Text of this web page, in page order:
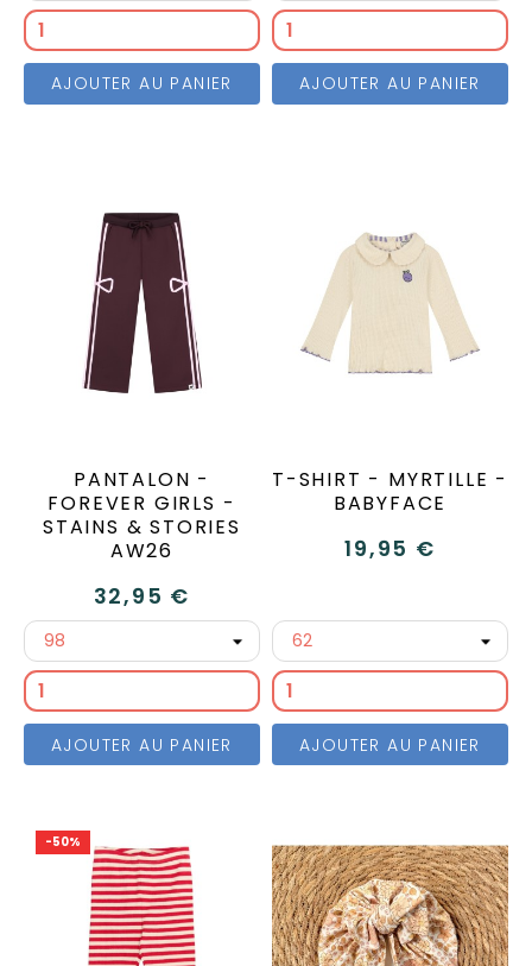
AJOUTER AU PANIER AJOUTER AU PANIER
PANTALON -
FOREVER GIRLS -
STAINS & STORIES
AW26
32,95 €
AJOUTER AU PANIER
T-SHIRT - MYRTILLE -
BABYFACE
19,95 €
AJOUTER AU PANIER
-50%